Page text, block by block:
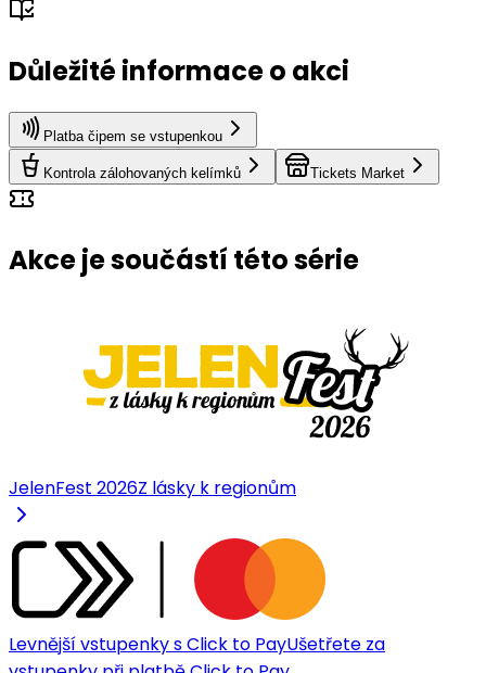
Důležité informace o akci
Platba čipem se vstupenkou
Kontrola zálohovaných kelímků Tickets Market
Akce je součástí této série
JelenFest 2026Z lásky k regionům
Levnější vstupenky s Click to PayUšetřete za